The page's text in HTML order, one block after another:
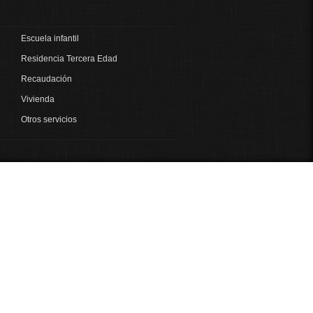
Escuela infantil
Residencia Tercera Edad
Recaudación
Vivienda
Otros servicios